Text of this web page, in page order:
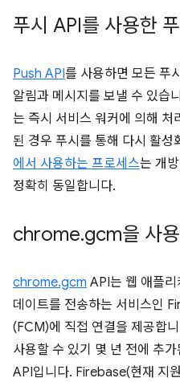
푸시 API를 사용한
Push API를 사용하면 모든 푸
알림과 메시지를 보낼 수 있습
는 즉시 서비스 워커에 의해 처
된 경우 푸시를 통해 다시 활성
에서 사용하는 프로세스는 개
정확히 동일합니다.
chrome.gcm을 사
chrome.gcm API는 웹 애플
데이트를 전송하는 서비스인
(FCM)에 직접 연결을 제공합
사용할 수 있기 몇 년 전에 추
API입니다. Firebase(현재 지